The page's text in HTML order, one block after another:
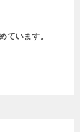
ています。